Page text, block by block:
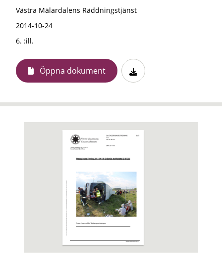
Västra Mälardalens Räddningstjänst
2014-10-24
6. :ill.
Öppna dokument